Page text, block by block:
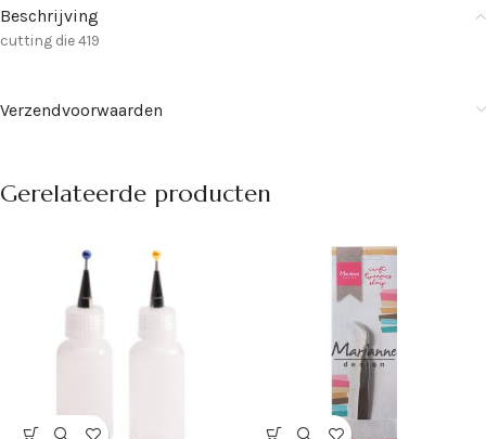
Beschrijving
cutting die 419
Verzendvoorwaarden
Gerelateerde producten